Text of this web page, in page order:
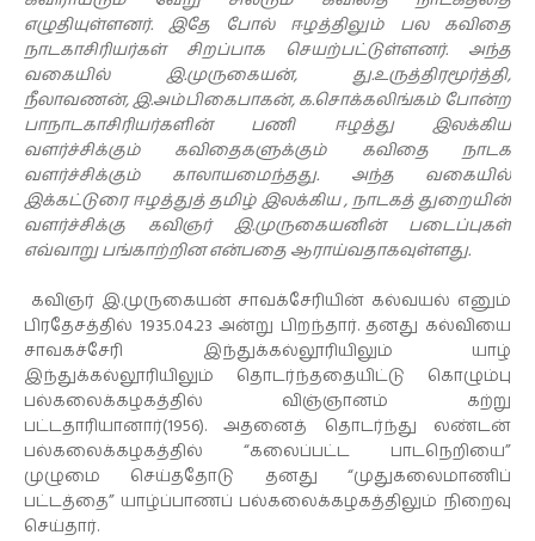
எழுதியுள்ளனர். இதே போல் ஈழத்திலும் பல கவிதை
நாடகாசிரியர்கள் சிறப்பாக செயற்பட்டுள்ளனர். அந்த
வகையில் இ.முருகையன், து.உருத்திரமூர்த்தி,
நீலாவணன், இ.அம்பிகைபாகன், க.சொக்கலிங்கம் போன்ற
பாநாடகாசிரியர்களின் பணி ஈழத்து இலக்கிய
வளர்ச்சிக்கும் கவிதைகளுக்கும் கவிதை நாடக
வளர்ச்சிக்கும் காலாயமைந்தது. அந்த வகையில்
இக்கட்டுரை ஈழத்துத் தமிழ் இலக்கிய , நாடகத் துறையின்
வளர்ச்சிக்கு கவிஞர் இ.முருகையனின் படைப்புகள்
எவ்வாறு பங்காற்றின என்பதை ஆராய்வதாகவுள்ளது.
கவிஞர் இ.முருகையன் சாவக்சேரியின் கல்வயல் எனும்
பிரதேசத்தில் 1935.04.23 அன்று பிறந்தார். தனது கல்வியை
சாவகச்சேரி இந்துக்கல்லூரியிலும் யாழ்
இந்துக்கல்லூரியிலும் தொடர்ந்ததையிட்டு கொழும்பு
பல்கலைக்கழகத்தில் விஞ்ஞானம் கற்று
பட்டதாரியானார்(1956). அதனைத் தொடர்ந்து லண்டன்
பல்கலைக்கழகத்தில் “கலைப்பட்ட பாடநெறியை”
முழுமை செய்ததோடு தனது “முதுகலைமாணிப்
பட்டத்தை” யாழ்ப்பாணப் பல்கலைக்கழகத்திலும் நிறைவு
செய்தார்.